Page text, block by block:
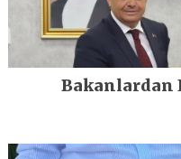
Bakanlardan